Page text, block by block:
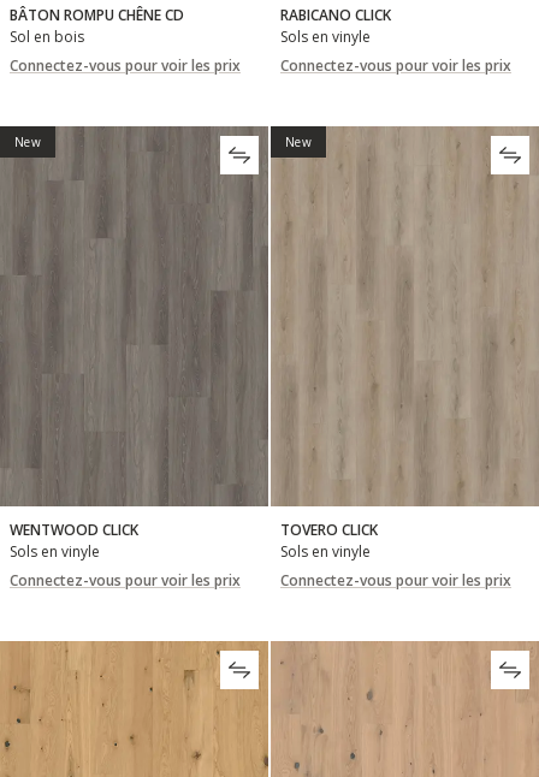
BÂTON ROMPU CHÊNE CD
Sol en bois
Connectez-vous pour voir les prix
RABICANO CLICK
Sols en vinyle
Connectez-vous pour voir les prix
New
WENTWOOD CLICK
Sols en vinyle
Connectez-vous pour voir les prix
New
TOVERO CLICK
Sols en vinyle
Connectez-vous pour voir les prix